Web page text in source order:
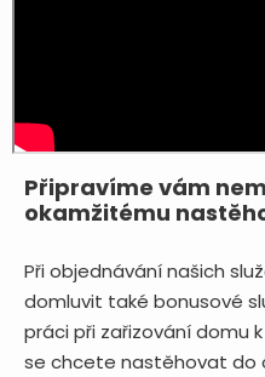
Připravíme vám
okamžitému
Při objednávání našich
domluvit také bonusové
práci při zařizování domu
se chcete nastěhovat do